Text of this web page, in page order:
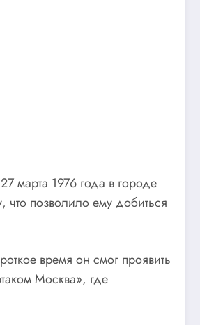
марта 1976 года в городе
что позволило ему добиться
время он смог проявить
Москва», где